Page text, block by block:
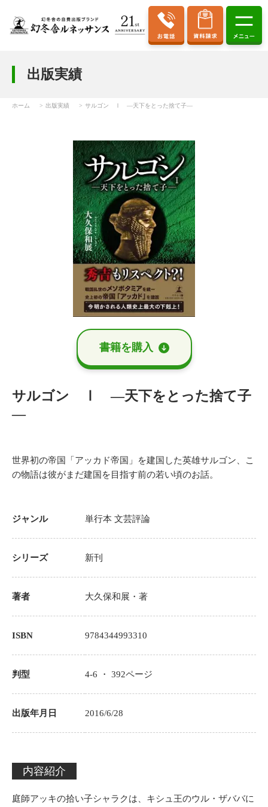
出版実績
ホーム 出版実績 サルゴン Ⅰ ―天下をとった捨て子―
書籍を購⼊
サルゴン Ⅰ ―天下をとった捨て子
―
世界初の帝国「アッカド帝国」を建国した英雄サルゴン、こ
の物語は彼がまだ建国を目指す前の若い頃のお話。
ジャンル 単行本 文芸評論
シリーズ 新刊
著者 大久保和展 ・著
ISBN 9784344993310
判型 4-6 ・392ページ
出版年月日 2016/6/28
内容紹介
庭師アッキの拾い子シャラクは、キシュ王のウル・ザババに